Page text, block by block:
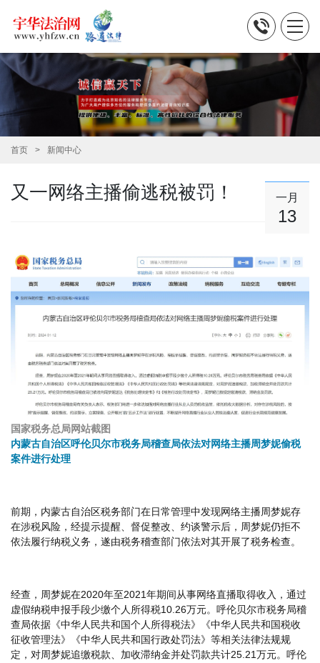
首页 新闻中心
又一网络主播偷逃税被罚！ 一月
13
国家税务总局网站截图
内蒙古自治区呼伦贝尔市税务局稽查局依法对网络主播周梦妮偷税
案件进行处理
前期，内蒙古自治区税务部门在日常管理中发现网络主播周梦妮存
在涉税风险，经提示提醒、督促整改、约谈警示后，周梦妮仍拒不
依法履行纳税义务，遂由税务稽查部门依法对其开展了税务检查。
经查，周梦妮在2020年至2021年期间从事网络直播取得收入，通过
虚假纳税申报手段少缴个人所得税10.26万元。呼伦贝尔市税务局稽
查局依据《中华人民共和国个人所得税法》《中华人民共和国税收
征收管理法》《中华人民共和国行政处罚法》等相关法律法规规
定，对周梦妮追缴税款、加收滞纳金并处罚款共计25.21万元。呼伦